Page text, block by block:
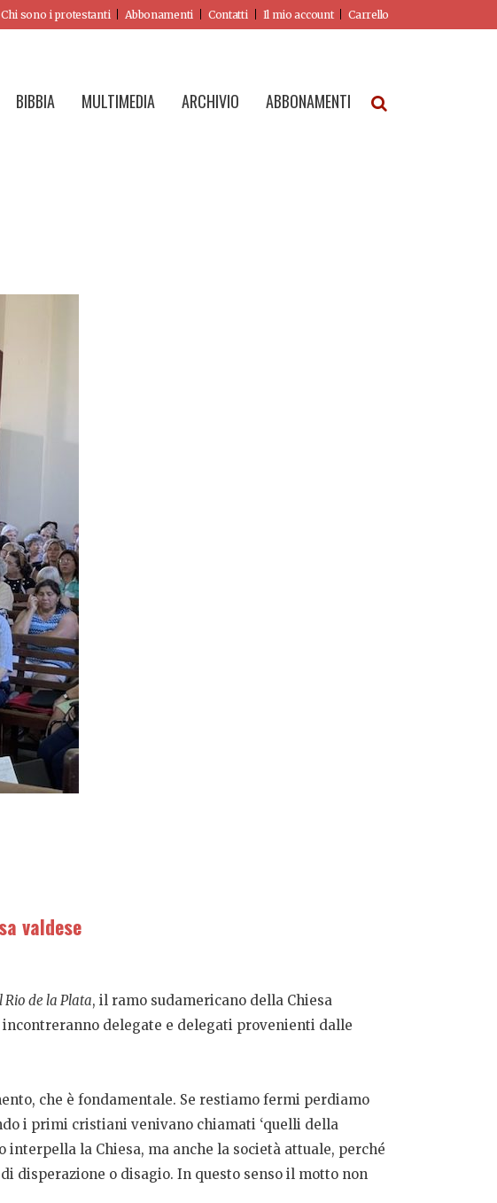
Chi sono i protestanti Abbonamenti Contatti Il mio account Carrello
BIBBIA MULTIMEDIA ARCHIVIO ABBONAMENTI
valdese
Rio de la Plata, il ramo sudamericano della Chiesa
delegate e delegati provenienti dalle
che è fondamentale. Se restiamo fermi perdiamo
i primi cristiani venivano chiamati ‘quelli della
la Chiesa, ma anche la società attuale, perché
disperazione o disagio. In questo senso il motto non